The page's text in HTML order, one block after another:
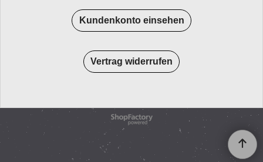
Kundenkonto einsehen
Vertrag widerrufen
WebShop erstellt mit
ShopFactory Shop
Software.